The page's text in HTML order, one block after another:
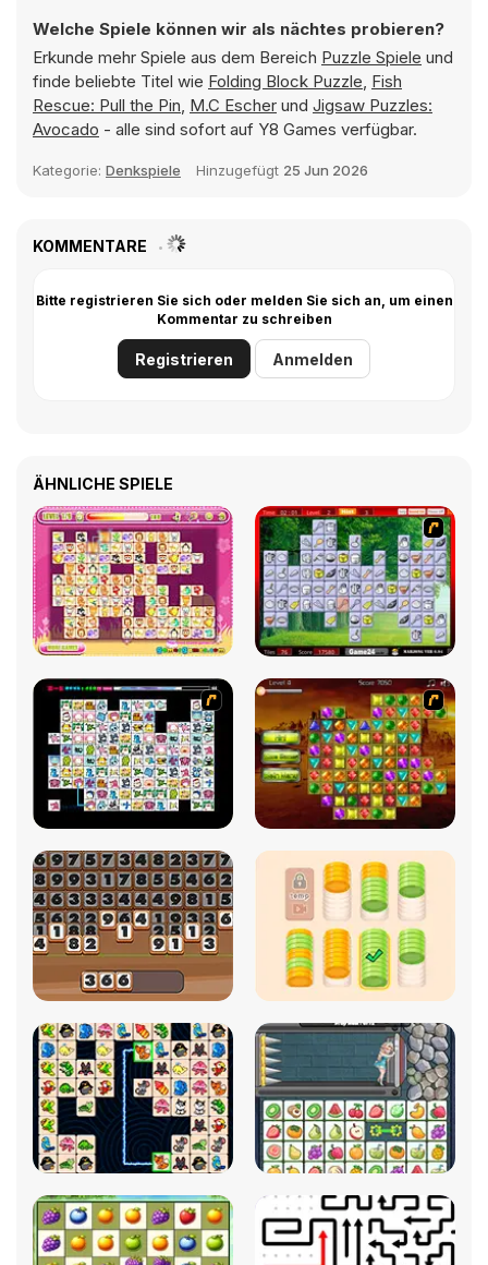
Welche Spiele können wir als nächtes probieren?
Erkunde mehr Spiele aus dem Bereich Puzzle Spiele und
finde beliebte Titel wie Folding Block Puzzle, Fish
Rescue: Pull the Pin, M.C Escher und Jigsaw Puzzles:
Avocado - alle sind sofort auf Y8 Games verfügbar.
Kategorie: Denkspiele Hinzugefügt 25 Jun 2026
KOMMENTARE
Bitte registrieren Sie sich oder melden Sie sich an, um einen
Kommentar zu schreiben
Registrieren Anmelden
ÄHNLICHE SPIELE